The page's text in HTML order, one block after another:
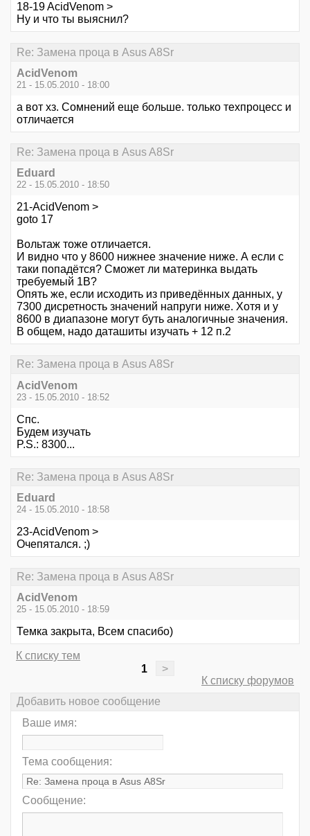
18-19 AcidVenom >
Ну и что ты выяснил?
Re: Замена проца в Asus A8Sr
AcidVenom
21 - 15.05.2010 - 18:00
а вот хз. Сомнений еще больше. только техпроцесс и
отличается
Re: Замена проца в Asus A8Sr
Eduard
22 - 15.05.2010 - 18:50
21-AcidVenom >
goto 17
Вольтаж тоже отличается.
И видно что у 8600 нижнее значение ниже. А если с
таки попадётся? Сможет ли материнка выдать
требуемый 1В?
Опять же, если исходить из приведённых данных, у
7300 дисретность значений напруги ниже. Хотя и у
8600 в диапазоне могут буть аналогичные значения.
В общем, надо даташиты изучать + 12 п.2
Re: Замена проца в Asus A8Sr
AcidVenom
23 - 15.05.2010 - 18:52
Спс.
Будем изучать
P.S.: 8300...
Re: Замена проца в Asus A8Sr
Eduard
24 - 15.05.2010 - 18:58
23-AcidVenom >
Очепятался. ;)
Re: Замена проца в Asus A8Sr
AcidVenom
25 - 15.05.2010 - 18:59
Темка закрыта, Всем спасибо)
К списку тем
1
>
К списку форумов
Добавить новое сообщение
Ваше имя:
Тема сообщения:
Сообщение: